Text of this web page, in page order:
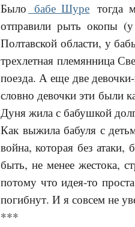
Было бабе Шуре тогда
отправили рыть окопы
Полтавской области, у
трехлетная племянница
поезда. А еще две
словно девочки эти были
Дуня жила с бабушкой
Как выжила бабуля с
война, которая без
быть, не менее жестока,
потому что идея-то
погибнут. И я совсем не
***